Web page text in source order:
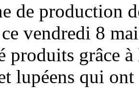
de production
vendredi 8
produits grâce
lupéens qui